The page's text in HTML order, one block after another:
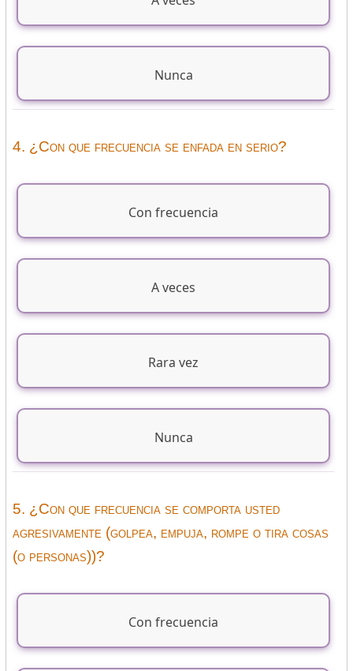
Nunca
4. ¿Con que frecuencia se enfada en serio?
Con frecuencia
A veces
Rara vez
Nunca
5. ¿Con que frecuencia se comporta usted
agresivamente (golpea, empuja, rompe o tira cosas
(o personas))?
Con frecuencia